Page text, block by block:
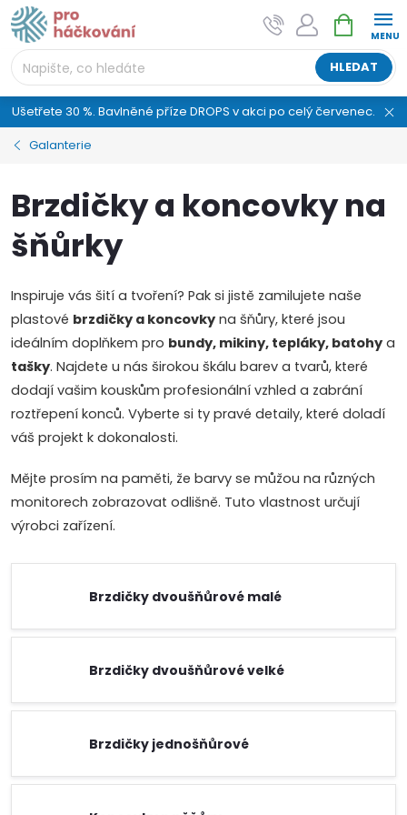
Přejít
na
obsah
HLEDAT
NÁKUPNÍ
KOŠÍK
Ušetřete 30 %. Bavlněné příze DROPS v akci po celý červenec.
Galanterie
Brzdičky a koncovky na
šňůrky
Inspiruje vás šití a tvoření? Pak si jistě zamilujete naše
plastové brzdičky a koncovky na šňůry, které jsou
ideálním doplňkem pro bundy, mikiny, tepláky, batohy a
tašky. Najdete u nás širokou škálu barev a tvarů, které
dodají vašim kouskům profesionální vzhled a zabrání
roztřepení konců. Vyberte si ty pravé detaily, které doladí
váš projekt k dokonalosti.
Mějte prosím na paměti, že barvy se můžou na různých
monitorech zobrazovat odlišně. Tuto vlastnost určují
výrobci zařízení.
Brzdičky dvoušňůrové malé
Brzdičky dvoušňůrové velké
Brzdičky jednošňůrové
AI asistent "pani Klubíčková" –
ProHackovani.cz
Jsme e-shop s více než osmiletou tradicí a máme pro
vás připraveno více než 25 tisíc produktů. Vše skladem,
připravené k odeslání.